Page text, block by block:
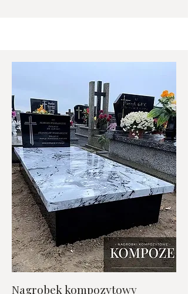
Nagrobek kompozytowy